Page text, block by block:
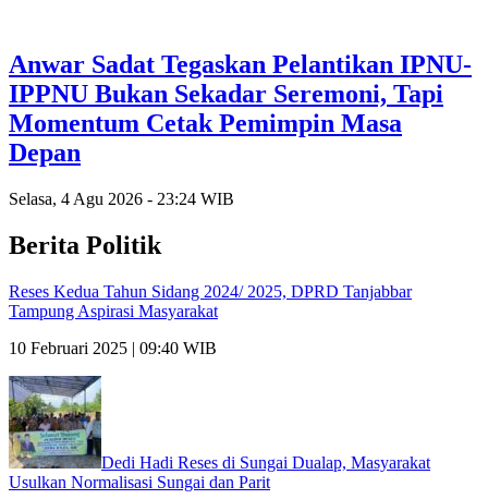
Anwar Sadat Tegaskan Pelantikan IPNU-
IPPNU Bukan Sekadar Seremoni, Tapi
Momentum Cetak Pemimpin Masa
Depan
Selasa, 4 Agu 2026 - 23:24 WIB
Berita Politik
Reses Kedua Tahun Sidang 2024/ 2025, DPRD Tanjabbar
Tampung Aspirasi Masyarakat
10 Februari 2025 | 09:40 WIB
Dedi Hadi Reses di Sungai Dualap, Masyarakat
Usulkan Normalisasi Sungai dan Parit